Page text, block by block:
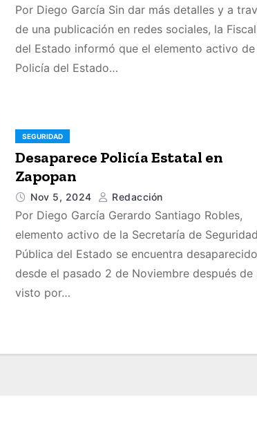
Por Diego García Sin dar más detalles y a
de una publicación en redes sociales, la
del Estado informó que el elemento activo de
Policía del Estado…
SEGURIDAD
Desaparece Policía Estatal en
Zapopan
Nov 5, 2024 Redacción
Por Diego García Gerardo Santiago Robles,
elemento activo de la Secretaría de Seguridad
Pública del Estado se encuentra desaparecido
desde el pasado 2 de Noviembre después de
visto por…